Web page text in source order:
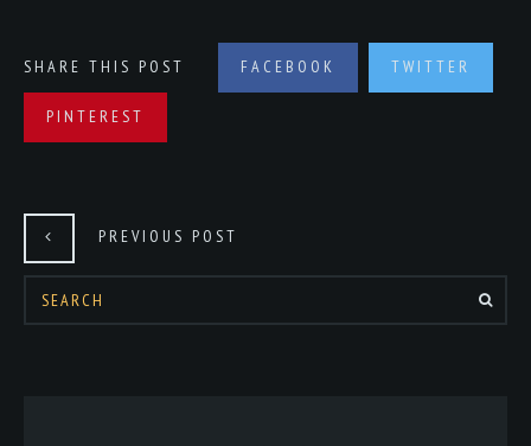
SHARE THIS POST FACEBOOK TWITTER
PINTEREST
PREVIOUS POST